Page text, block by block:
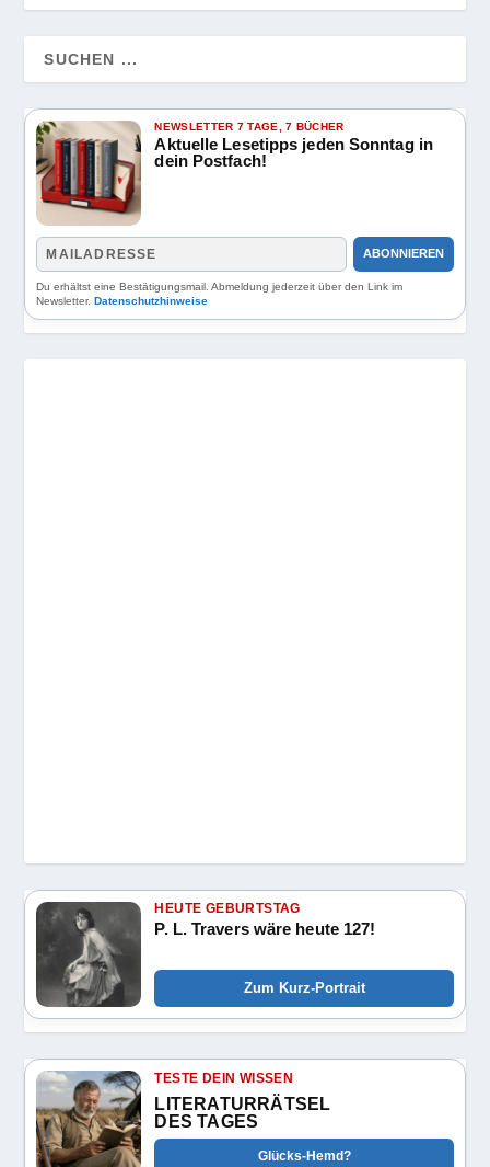
NEWSLETTER 7 TAGE, 7 BÜCHER
Aktuelle Lesetipps jeden Sonntag in
dein Postfach!
ABONNIEREN
Du erhältst eine Bestätigungsmail. Abmeldung jederzeit über den Link im
Newsletter.Datenschutzhinweise
HEUTE GEBURTSTAG
P. L. Travers wäre heute 127!
Zum Kurz-Portrait
TESTE DEIN WISSEN
LITERATURRÄTSEL
DES TAGES
Glücks-Hemd?